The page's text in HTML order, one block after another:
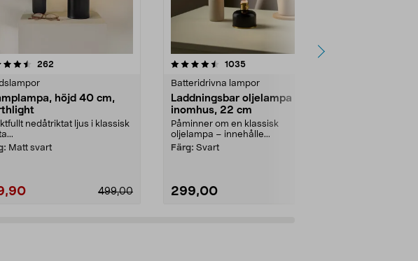
262
höjd 40 cm,
nedåtriktat ljus i klassisk
Matt svart
499,00
4.5 av 5 stjärnor 1035recensioner
Batteridrivna lampor
Laddningsbar oljelampa
inomhus, 22 cm
Påminner om en klassisk
oljelampa – innehålle...
Färg: Svart
299,00
4.5 av 5 stjärnor